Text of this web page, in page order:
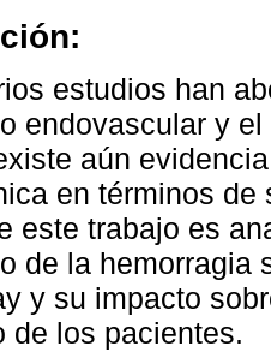
estudios han
endovascular y
aún
en términos
este trabajo es
de la hemorragia
y su impacto
de los pacientes.